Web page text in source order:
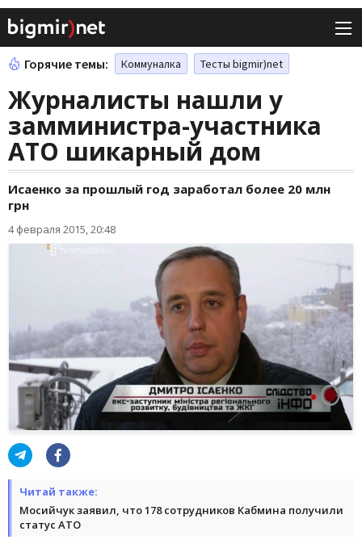
Горячие темы: Коммуналка Тесты bigmir)net
Журналисты нашли у
замминистра-участника
АТО шикарный дом
Исаенко за прошлый год заработал более 20 млн
грн
4 февраля 2015, 20:48
Читай также:
Мосийчук заявил, что 178 сотрудников Кабмина получили
статус АТО